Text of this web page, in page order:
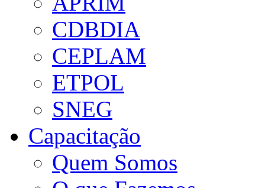
CDBDIA
CEPLAM
ETPOL
SNEG
Capacitação
Quem Somos